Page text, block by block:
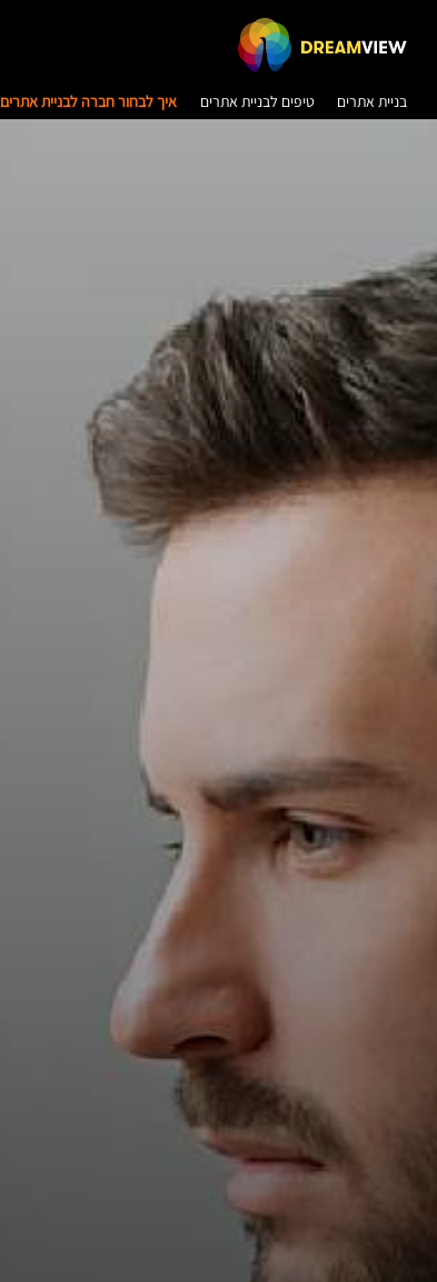
בניית אתרים טיפים לבניית אתרים איך לבחור חברה לבניית אתרים